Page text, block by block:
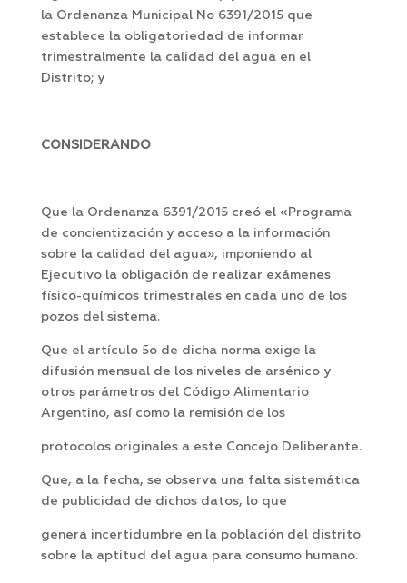
la Ordenanza Municipal No 6391/2015 que
establece la obligatoriedad de informar
trimestralmente la calidad del agua en el
Distrito; y
CONSIDERANDO
Que la Ordenanza 6391/2015 creó el «Programa
de concientización y acceso a la información
sobre la calidad del agua», imponiendo al
Ejecutivo la obligación de realizar exámenes
físico-químicos trimestrales en cada uno de los
pozos del sistema.
Que el artículo 5o de dicha norma exige la
difusión mensual de los niveles de arsénico y
otros parámetros del Código Alimentario
Argentino, así como la remisión de los
protocolos originales a este Concejo Deliberante.
Que, a la fecha, se observa una falta sistemática
de publicidad de dichos datos, lo que
genera incertidumbre en la población del distrito
sobre la aptitud del agua para consumo humano.